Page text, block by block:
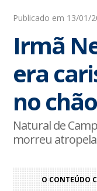
Publicado em 13/01/
Irmã
era
no chão
Natural de
morreu
O CONTEÚDO